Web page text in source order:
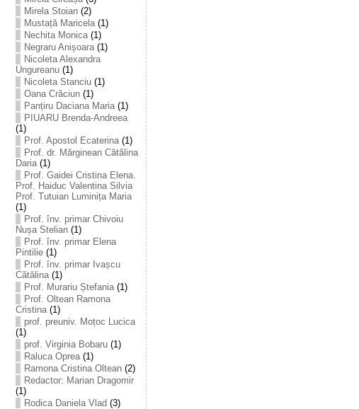
Mirela Stoian(2)
Mustață Maricela(1)
Nechita Monica(1)
Negraru Anișoara(1)
Nicoleta Alexandra
Ungureanu(1)
Nicoleta Stanciu(1)
Oana Crăciun(1)
Panțiru Daciana Maria(1)
PIUARU Brenda-Andreea
(1)
Prof. Apostol Ecaterina(1)
Prof. dr. Mărginean Cătălina
Daria(1)
Prof. Gaidei Cristina Elena.
Prof. Haiduc Valentina Silvia
Prof. Tutuian Luminița Maria
(1)
Prof. înv. primar Chivoiu
Nușa Stelian(1)
Prof. înv. primar Elena
Pintilie(1)
Prof. înv. primar Ivașcu
Cătălina(1)
Prof. Murariu Ștefania(1)
Prof. Oltean Ramona
Cristina(1)
prof. preuniv. Moțoc Lucica
(1)
prof. Virginia Bobaru(1)
Raluca Oprea(1)
Ramona Cristina Oltean(2)
Redactor: Marian Dragomir
(1)
Rodica Daniela Vlad (3)